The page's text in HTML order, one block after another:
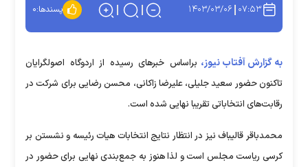
۰۷:۵۳ ۱۴۰۳/۰۳/۰۶ پسندها:۰
به گزارش آفتاب نیوز، براساس خبر‌های رسیده از اردوگاه اصولگرایان
تاکنون حضور سعید جلیلی، علیرضا زاکانی، محسن رضایی برای شرکت در
رقابت‌های انتخاباتی تقریبا نهایی شده است.
محمدباقر قالیباف نیز در انتظار نتایج انتخابات هیات رئیسه و نشستن بر
کرسی ریاست مجلس است و لذا هنوز به جمع‌بندی نهایی برای حضور در